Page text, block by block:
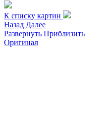
К списку картин
Назад Далее
Развернуть Приблизить
Оригинал